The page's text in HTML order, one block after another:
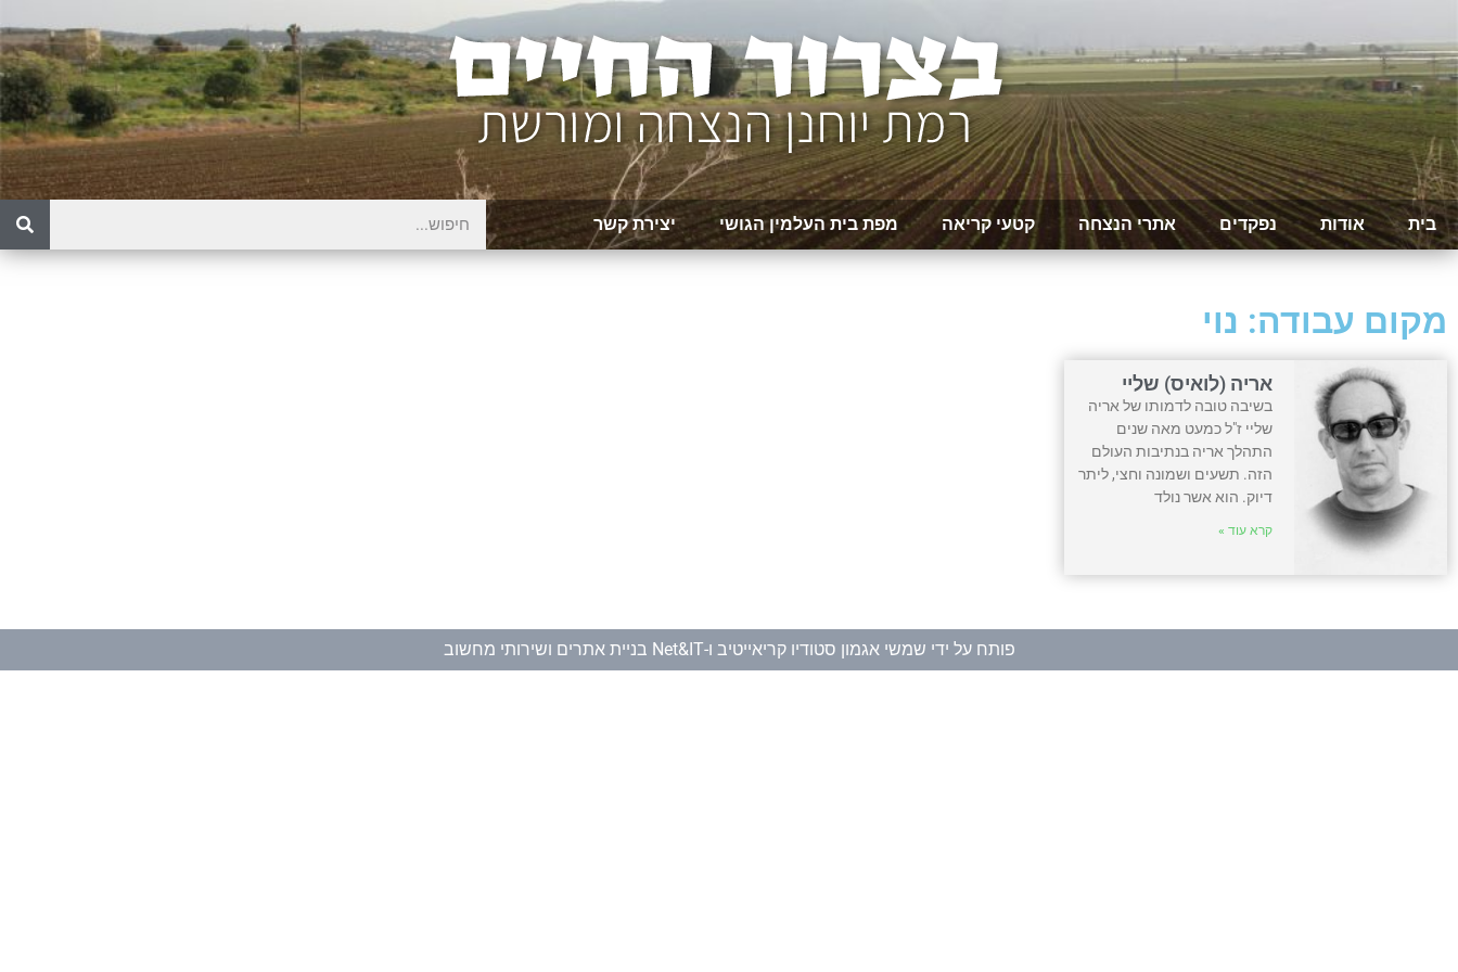
בית אודות נפקדים אתרי הנצחה קטעי קריאה מפת בית העלמין הגושי יצירת קשר
מקום עבודה: נוי
אריה (לואיס) שליי
בשיבה טובה לדמותו של אריה
שליי ז"ל כמעט מאה שנים
התהלך אריה בנתיבות העולם
הזה. תשעים ושמונה וחצי, ליתר
דיוק. הוא אשר נולד
קרא עוד »
פותח על ידי שמשי אגמון סטודיו קריאייטיב ו-Net&IT בניית אתרים ושירותי מחשוב